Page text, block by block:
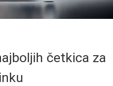
četkica za